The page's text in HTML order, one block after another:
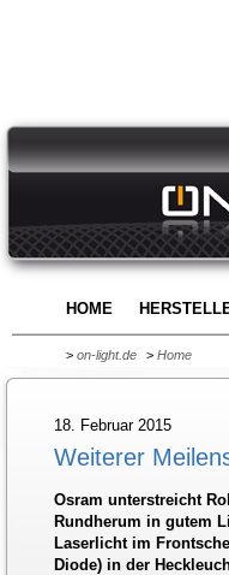
HOME
> on-light.de > Home
18. Februar 2015
Weiterer
Osram unterstreicht
Rundherum in gutem
Laserlicht im
Diode) in der